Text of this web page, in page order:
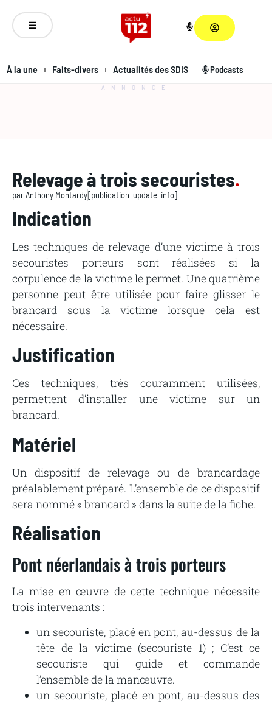
À la une Faits-divers Actualités des SDIS Podcasts
ANNONCE
Relevage à trois secouristes.
parAnthony Montardy[publication_update_info]
Indication
Les techniques de relevage d’une victime à trois
secouristes porteurs sont réalisées si la
corpulence de la victime le permet. Une quatrième
personne peut être utilisée pour faire glisser le
brancard sous la victime lorsque cela est
nécessaire.
Justification
Ces techniques, très couramment utilisées,
permettent d’installer une victime sur un
brancard.
Matériel
Un dispositif de relevage ou de brancardage
préalablement préparé. L’ensemble de ce dispositif
sera nommé « brancard » dans la suite de la fiche.
Réalisation
Pont néerlandais à trois porteurs
La mise en œuvre de cette technique nécessite
trois intervenants :
un secouriste, placé en pont, au-dessus de la
tête de la victime (secouriste 1) ; C’est ce
secouriste qui guide et commande
l’ensemble de la manœuvre.
un secouriste, placé en pont, au-dessus des